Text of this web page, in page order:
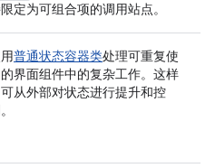
定为可组合项的调用站点。
普通状态容器类处理可重复使
界面组件中的复杂工作。这样
从外部对状态进行提升和控